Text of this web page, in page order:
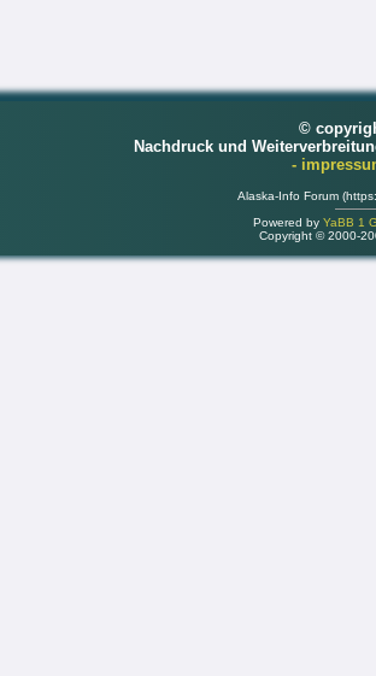
©
Nachdruck und
-
Alaska-Info Forum
Powered by YaBB 1
Copyright © 2000-